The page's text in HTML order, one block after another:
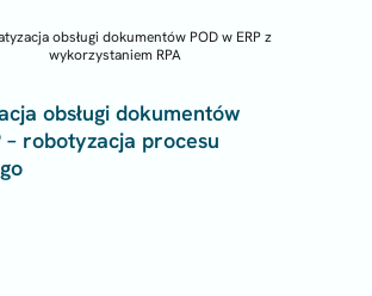
obsługi dokumentów
– robotyzacja procesu